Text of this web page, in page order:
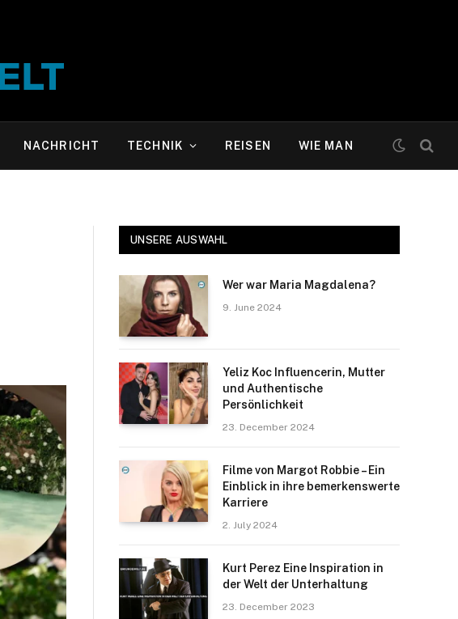
NACHRICHT TECHNIK REISEN WIE MAN
UNSERE AUSWAHL
Wer war Maria Magdalena?
9. June 2024
Yeliz Koc Influencerin, Mutter
und Authentische
Persönlichkeit
23. December 2024
Filme von Margot Robbie – Ein
Einblick in ihre bemerkenswerte
Karriere
2. July 2024
Kurt Perez Eine Inspiration in
der Welt der Unterhaltung
23. December 2023